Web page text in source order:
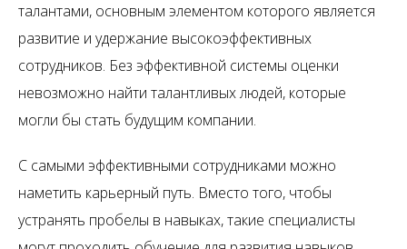
талантами, основным элементом которого является
развитие и удержание высокоэффективных
сотрудников. Без эффективной системы оценки
невозможно найти талантливых людей, которые
могли бы стать будущим компании.
С самыми эффективными сотрудниками можно
наметить карьерный путь. Вместо того, чтобы
устранять пробелы в навыках, такие специалисты